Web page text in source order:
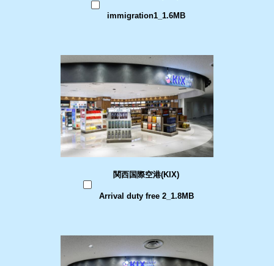
immigration1_1.6MB
関西国際空港(KIX)
Arrival duty free 2_1.8MB